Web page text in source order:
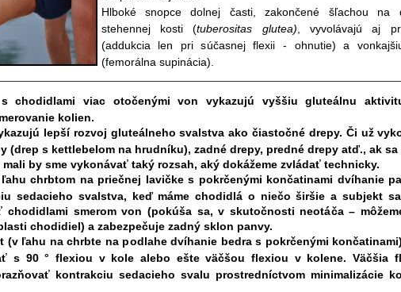
Hlboké snopcedolnej časti, zakončené šľachou na
stehennej kosti(tuberositas glutea)
vyvolávajú aj
(addukcia len pri súčasnej flexii - ohnutie) a
(femorálna supinácia).
chodidlami viac otočenými von vykazujú vyššiu gluteálnu
kolien.
lepší rozvoj gluteálneho svalstva ako čiastočné drepy. Či už
(drep s kettlebelom na hrudníku), zadné drepy, predné drepy atď., ak sa
by sme vykonávať taký rozsah, aký dokážeme zvládať technicky.
chrbtom na priečnej lavičke s pokrčenými končatinami dvíhanie
sedacieho svalstva, keď máme chodidlá o niečo širšie a subjekt
chodidlami smerom von (pokúša sa, v skutočnosti neotáča –
chodidiel) a zabezpečuje zadný sklon panvy.
(v ľahu na chrbte na podlahedvíhanie bedras pokrčenými
s 90 ° flexiou v kole alebo ešte väčšou flexiou v kolene. Väčšia
kontrakciu sedacieho svalu prostredníctvom minimalizácie